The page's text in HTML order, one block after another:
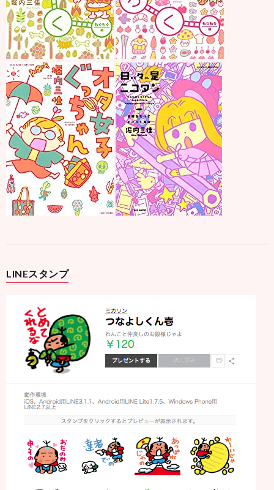
LINEスタンプ